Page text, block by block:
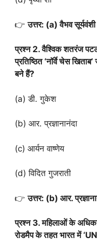
👉उत्तर: (a) वैभव सूर्यवंशी
प्रश्न 2. वैश्विक शतरंज पटल
प्रतिष्ठित ‘नॉर्वे चेस
बने हैं?
(a) डी. गुकेश
(b) आर. प्रज्ञानानंदा
(c) आर्यन वाष्णेय
(d) विदित गुजराती
👉उत्तर: (b) आर.
प्रश्न 3. महिलाओं के
रोडमैप के तहत भारत में